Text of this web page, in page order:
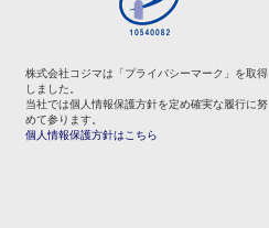
株式会社コジマは「プライバシーマーク」を取得
しました。
当社では個人情報保護方針を定め確実な履行に努
めて参ります。
個人情報保護方針はこちら